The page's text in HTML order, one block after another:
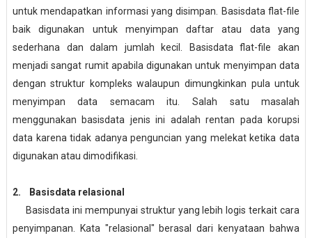
untuk mendapatkan informasi yang disimpan. Basisdata flat-file
baik digunakan untuk menyimpan daftar atau data yang
sederhana dan dalam jumlah kecil. Basisdata flat-file akan
menjadi sangat rumit apabila digunakan untuk menyimpan data
dengan struktur kompleks walaupun dimungkinkan pula untuk
menyimpan data semacam itu. Salah satu masalah
menggunakan basisdata jenis ini adalah rentan pada korupsi
data karena tidak adanya penguncian yang melekat ketika data
digunakan atau dimodifikasi.
2. Basisdata relasional
Basisdata ini mempunyai struktur yang lebih logis terkait cara
penyimpanan. Kata "relasional" berasal dari kenyataan bahwa